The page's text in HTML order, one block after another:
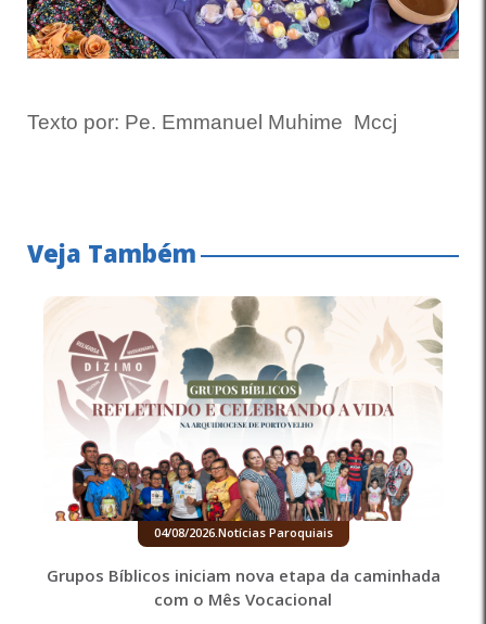
Texto por: Pe. Emmanuel Muhime Mccj
Veja Também
04/08/2026. Notícias Paroquiais
Grupos Bíblicos iniciam nova etapa da caminhada
com o Mês Vocacional